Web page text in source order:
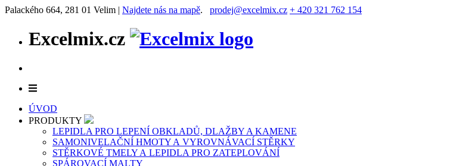
Palackého 664, 281 01 Velim | Najdete nás na mapě. prodej@excelmix.cz + 420 321 762 154
Excelmix.cz
ÚVOD
PRODUKTY
LEPIDLA PRO LEPENÍ OBKLADŮ, DLAŽBY A KAMENE
SAMONIVELAČNÍ HMOTY A VYROVNÁVACÍ STĚRKY
STĚRKOVÉ TMELY A LEPIDLA PRO ZATEPLOVÁNÍ
SPÁROVACÍ MALTY